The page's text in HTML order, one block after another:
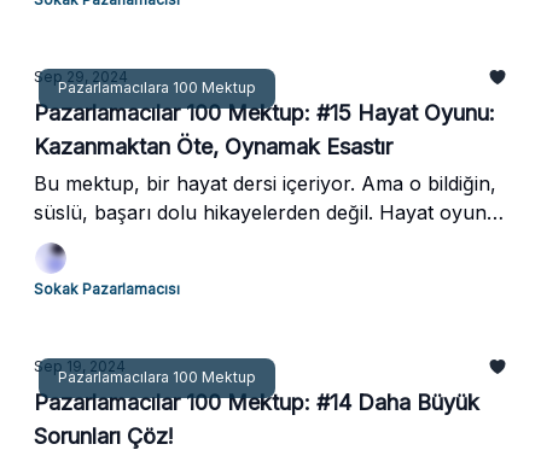
Pazarlamacılara 100 Mektup
Sep 29, 2024
Pazarlamacılar 100 Mektup: #15 Hayat Oyunu:
Kazanmaktan Öte, Oynamak Esastır
Bu mektup, bir hayat dersi içeriyor. Ama o bildiğin,
süslü, başarı dolu hikayelerden değil. Hayat oyunu
diyorum, çünkü mesele kazanmak ya da
kaybetmek değil, oyunun içinde olmaktır. Çoğu
insan oynamadan kenarda durmayı seçer. Ama
asıl fark orada başlıyor. Hazırsan, bu mektup tam
sana göre.
Sokak Pazarlamacısı
Pazarlamacılara 100 Mektup
Sep 19, 2024
Pazarlamacılar 100 Mektup: #14 Daha Büyük
Sorunları Çöz!